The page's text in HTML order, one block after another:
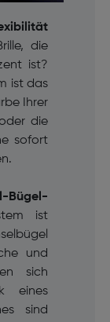
die
ist?
ist das
Ihrer
die
sofort
ist
und
sich
eines
sind